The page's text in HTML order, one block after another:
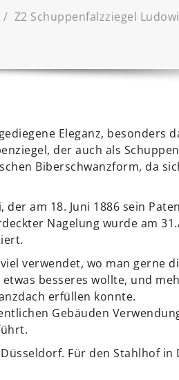
Z2 Schuppenfalzziegel
Eleganz, besonders
der auch als
Biberschwanzform, da
am 18. Juni 1886 sein
Nagelung wurde am
verwendet, wo man gerne
besseres wollte, und
erfüllen konnte.
Gebäuden
Für den Stahlhof in